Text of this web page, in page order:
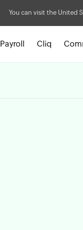
You can visit the United
Payroll Cliq